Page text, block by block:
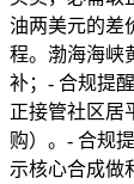
油两美元的差
程。渤海海峡
补；- 合规提
正接管社区居
购）。- 合规
示核心合成做